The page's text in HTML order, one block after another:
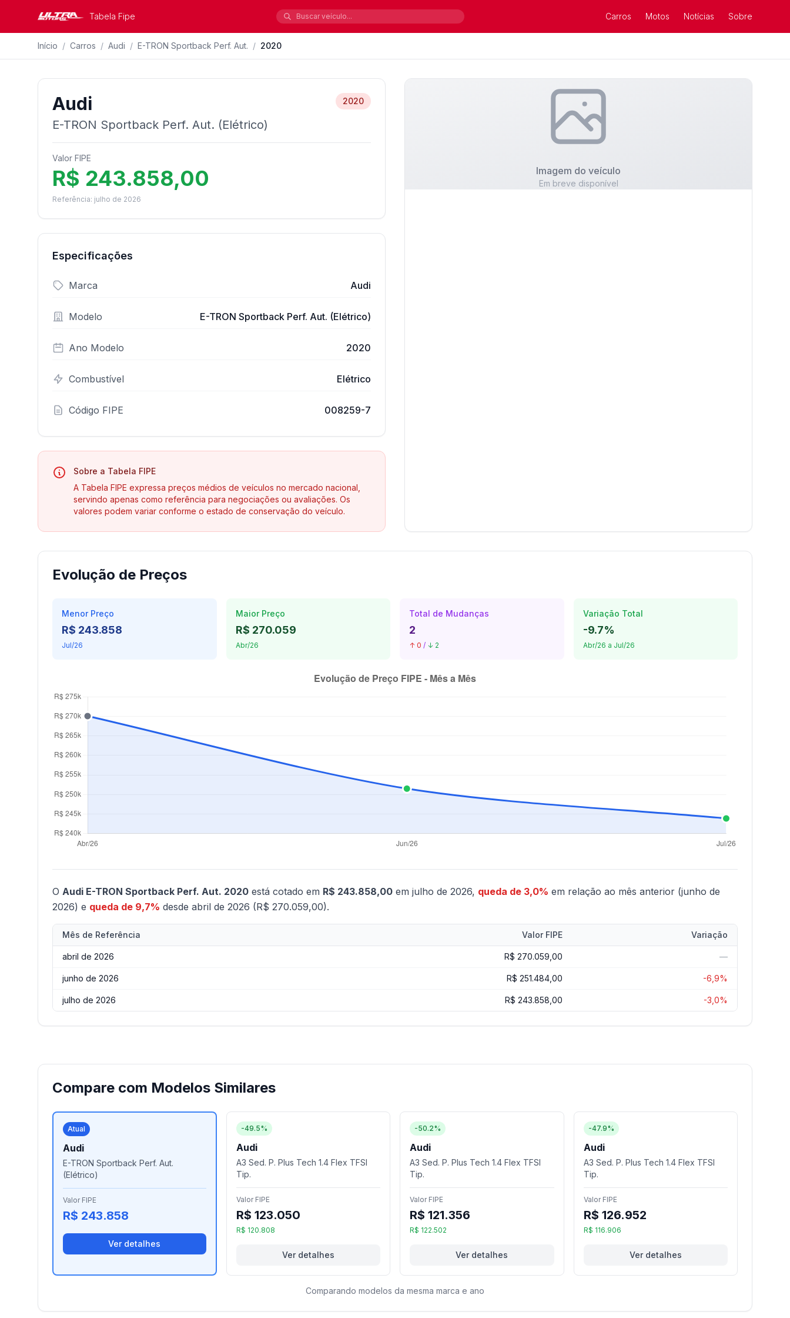
Tabela Fipe Carros Motos Notícias Sobre
Início / Carros / Audi / E-TRON Sportback Perf. Aut. / 2020
Audi
E-TRON Sportback Perf. Aut. (Elétrico)
2020
Valor FIPE
R$ 243.858,00
Referência: julho de 2026
Especificações
Marca Audi
Modelo E-TRON Sportback Perf. Aut. (Elétrico)
Ano Modelo 2020
Combustível Elétrico
Código FIPE 008259-7
Sobre a Tabela FIPE
A Tabela FIPE expressa preços médios de veículos no mercado nacional,
servindo apenas como referência para negociações ou avaliações. Os
valores podem variar conforme o estado de conservação do veículo.
Imagem do veículo
Em breve disponível
Evolução de Preços
Menor Preço
R$ 243.858
Jul/26
Maior Preço
R$ 270.059
Abr/26
Total de Mudanças
2
↑ 0 / ↓ 2
Variação Total
-9.7%
Abr/26 a Jul/26
O Audi E-TRON Sportback Perf. Aut. 2020 está cotado em R$ 243.858,00 em julho de 2026, queda de 3,0% em relação ao mês anterior (junho de
2026) e queda de 9,7% desde abril de 2026 (R$ 270.059,00).
Mês de Referência Valor FIPE Variação
abril de 2026 R$ 270.059,00 —
junho de 2026 R$ 251.484,00 -6,9%
julho de 2026 R$ 243.858,00 -3,0%
Compare com Modelos Similares
Atual
Audi
E-TRON Sportback Perf. Aut.
(Elétrico)
Valor FIPE
R$ 243.858
Ver detalhes
-49.5%
Audi
A3 Sed. P. Plus Tech 1.4 Flex TFSI
Tip.
Valor FIPE
R$ 123.050
R$ 120.808
Ver detalhes
-50.2%
Audi
A3 Sed. P. Plus Tech 1.4 Flex TFSI
Tip.
Valor FIPE
R$ 121.356
R$ 122.502
Ver detalhes
-47.9%
Audi
A3 Sed. P. Plus Tech 1.4 Flex TFSI
Tip.
Valor FIPE
R$ 126.952
R$ 116.906
Ver detalhes
Comparando modelos da mesma marca e ano